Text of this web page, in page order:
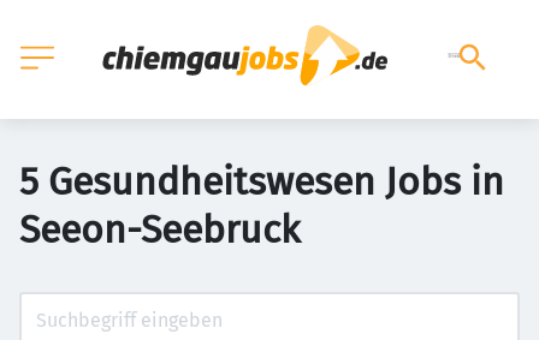
5 Gesundheitswesen Jobs in
Seeon-Seebruck